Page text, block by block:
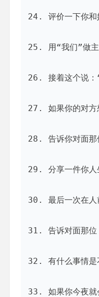
24. 评价一下你和
25. 用“我们”做主
26. 接着这个说：
27. 如果你的对方
28. 告诉你对面那
29. 分享一件你人
30. 最后一次在人
31. 告诉对面那位
32. 有什么事情是
33. 如果你今夜就